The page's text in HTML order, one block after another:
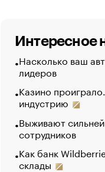
Интересное
Насколько ваш
лидеров
Казино
индустрию
Выживают
сотрудников
Как банк
склады